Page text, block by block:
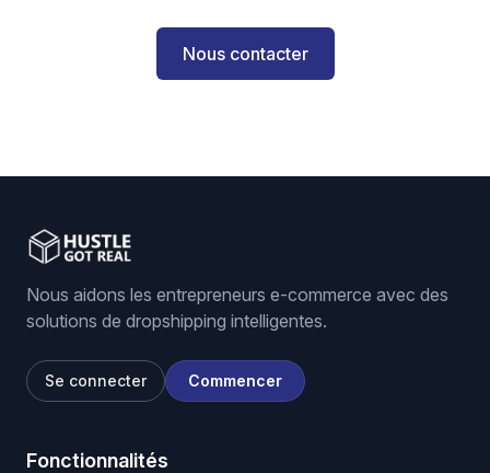
Nous contacter
Nous aidons les entrepreneurs e-commerce avec des
solutions de dropshipping intelligentes.
Se connecter Commencer
Fonctionnalités